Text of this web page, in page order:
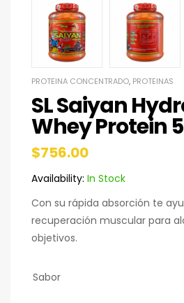
PROTEINA CONCENTRADO, PROTEINAS
SL Saiyan
Whey Protein
$756.00
Availability: In Stock
Con su rápida absorción te
recuperación muscular para
objetivos.
Sabor